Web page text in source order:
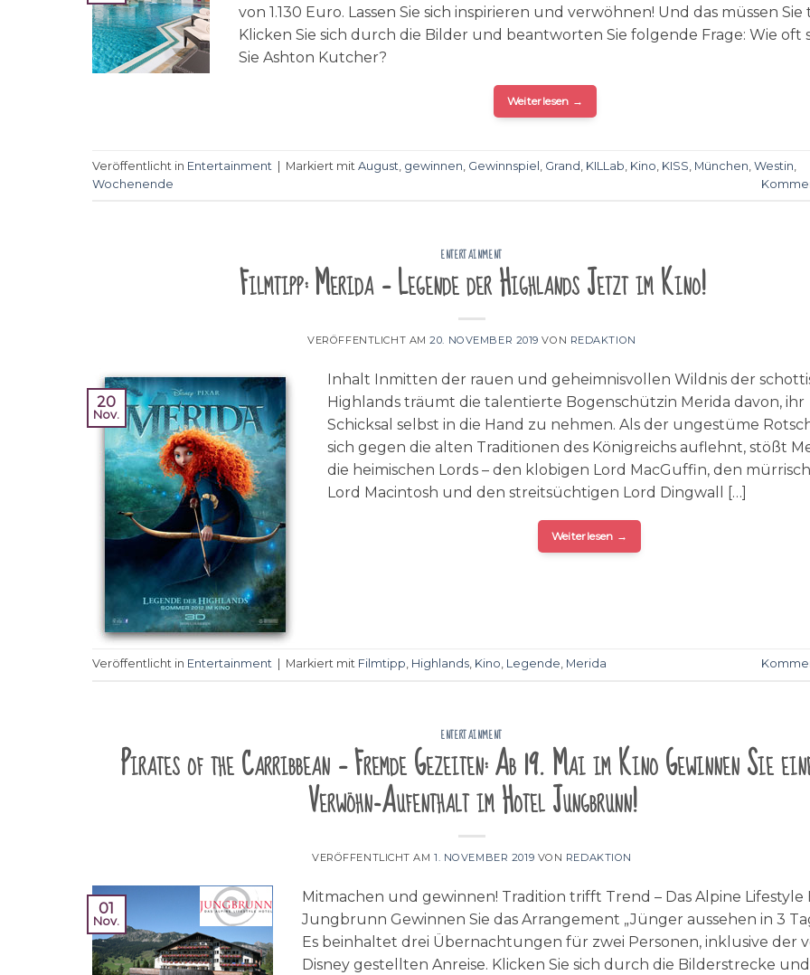
von 1.130 Euro. Lassen Sie sich inspirieren und verwöhnen! Und das müssen Sie
Klicken Sie sich durch die Bilder und beantworten Sie folgende Frage: Wie oft
Sie Ashton Kutcher?
Weiterlesen →
Veröffentlicht in Entertainment Markiert mit August gewinnen Gewinnspiel Grand KILLab Kino KISS München Westin
Wochenende
ENTERTAINMENT
Filmtipp: Merida – Legende der Highlands Jetzt im Kino!
VERÖFFENTLICHT AM20. NOVEMBER 2019 VON REDAKTION
20
Nov.
Inhalt Inmitten der rauen und geheimnisvollen Wildnis der
Highlands träumt die talentierte Bogenschützin Merida davon, ihr
Schicksal selbst in die Hand zu nehmen. Als der ungestüme
sich gegen die alten Traditionen des Königreichs auflehnt, stößt
die heimischen Lords – den klobigen Lord MacGuffin, den
Lord Macintosh und den streitsüchtigen Lord Dingwall […]
Weiterlesen →
Veröffentlicht in Entertainment Markiert mit Filmtipp, Highlands, Kino, Legende, Merida
ENTERTAINMENT
Pirates of the Carribbean – Fremde Gezeiten: Ab 19. Mai im Kino Gewinnen Sie
Verwöhn-Aufenthalt im Hotel Jungbrunn!
VERÖFFENTLICHT AM1. NOVEMBER 2019 VON REDAKTION
01
Nov.
Mitmachen und gewinnen! Tradition trifft Trend – Das Alpine Lifestyle
Jungbrunn Gewinnen Sie das Arrangement „Jünger aussehen in 3
Es beinhaltet drei Übernachtungen für zwei Personen, inklusive der
Disney gestellten Anreise. Klicken Sie sich durch die Bilderstrecke und